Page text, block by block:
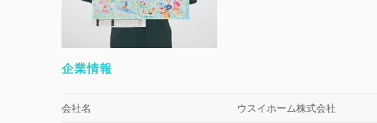
企業情報
会社名 ウスイホーム株式会社